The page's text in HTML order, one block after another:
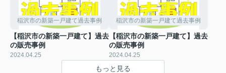
稲沢市の新築一戸建て過去事例
【稲沢市の新築一戸建て】過去
の販売事例
2024.04.25
稲沢市の新築一戸建て過去事例
【稲沢市の新築一戸建て】過去
の販売事例
2024.04.25
もっと見る